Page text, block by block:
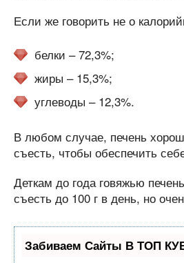
Если же говорить не о
белки – 72,3%;
жиры – 15,3%;
углеводы – 12,3%.
В любом случае, печень
съесть, чтобы обеспечить
Деткам до года говяжью
съесть до 100 г в день, но
Забиваем Сайты В ТОП